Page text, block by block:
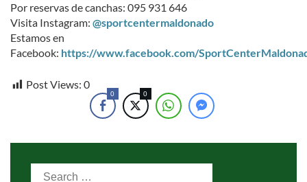
Por reservas de canchas: 095 931 646
Visita Instagram: @sportcentermaldonado
Estamos en
Facebook: https://www.facebook.com/
Post Views: 0
0 0
Search